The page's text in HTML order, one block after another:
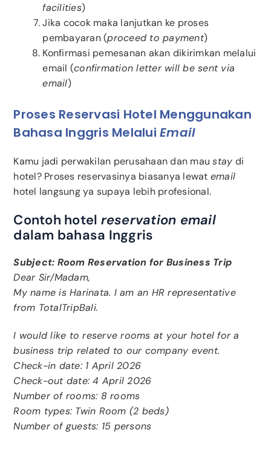
facilities)
Jika cocok maka lanjutkan ke proses
pembayaran (proceed to payment)
Konfirmasi pemesanan akan dikirimkan melalui
email (confirmation letter will be sent via
email)
Proses Reservasi Hotel Menggunakan
Bahasa Inggris MelaluiEmail
Kamu jadi perwakilan perusahaan dan maustay di
hotel? Proses reservasinya biasanya lewat email
hotel langsung ya supaya lebih profesional.
Contoh hotel reservation email
dalam bahasa Inggris
Subject: Room Reservation for Business Trip
Dear Sir/Madam,
My name is Harinata. I am an HR representative
from TotalTripBali.
I would like to reserve rooms at your hotel for a
business trip related to our company event.
Check-in date: 1 April 2026
Check-out date: 4 April 2026
Number of rooms: 8 rooms
Room types: Twin Room (2 beds)
Number of guests: 15 persons